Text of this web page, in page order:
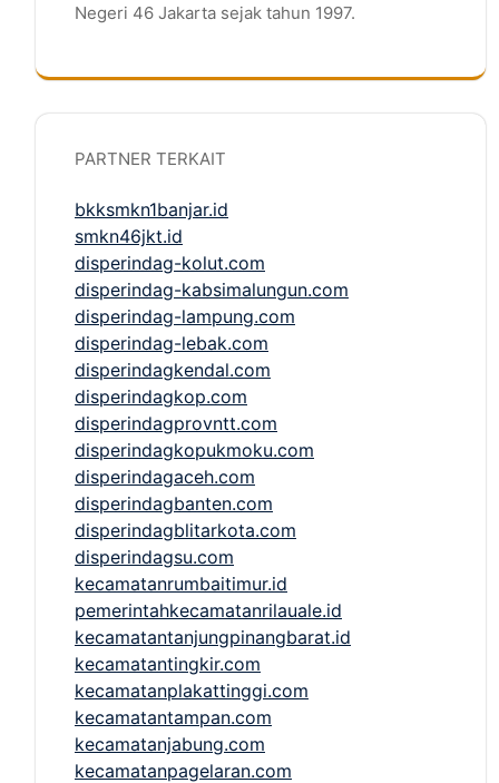
Negeri 46 Jakarta sejak tahun 1997.
PARTNER TERKAIT
bkksmkn1banjar.id
smkn46jkt.id
disperindag-kolut.com
disperindag-kabsimalungun.com
disperindag-lampung.com
disperindag-lebak.com
disperindagkendal.com
disperindagkop.com
disperindagprovntt.com
disperindagkopukmoku.com
disperindagaceh.com
disperindagbanten.com
disperindagblitarkota.com
disperindagsu.com
kecamatanrumbaitimur.id
pemerintahkecamatanrilauale.id
kecamatantanjungpinangbarat.id
kecamatantingkir.com
kecamatanplakattinggi.com
kecamatantampan.com
kecamatanjabung.com
kecamatanpagelaran.com